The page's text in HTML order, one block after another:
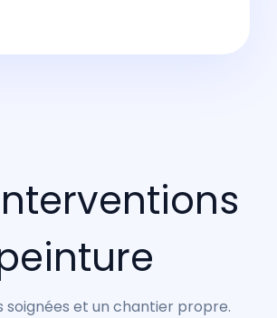
soignées et un chantier propre.